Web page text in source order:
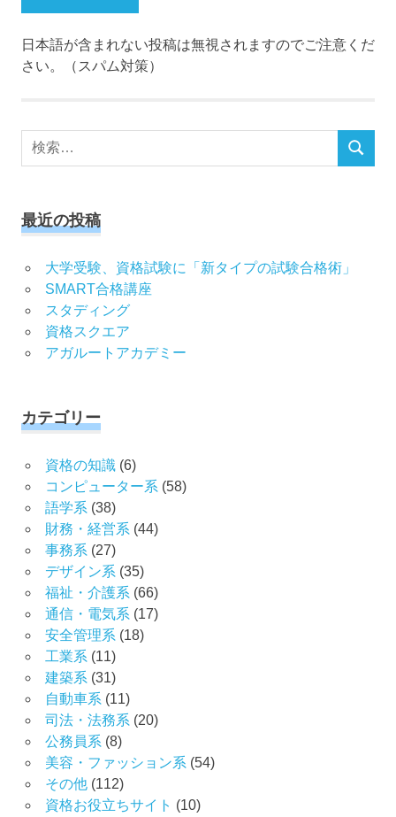
日本語が含まれない投稿は無視されますのでご注意くだ
さい。（スパム対策）
検
検
最近の投稿
大学受験、資格試験に「新タイプの試験合格術」
SMART合格講座
スタディング
資格スクエア
アガルートアカデミー
カテゴリー
資格の知識(6)
コンピューター系 (58)
語学系 (38)
財務・経営系 (44)
事務系 (27)
デザイン系 (35)
福祉・介護系 (66)
通信・電気系 (17)
安全管理系 (18)
工業系 (11)
建築系 (31)
自動車系 (11)
司法・法務系 (20)
公務員系 (8)
美容・ファッション系 (54)
その他(112)
資格お役立ちサイト (10)